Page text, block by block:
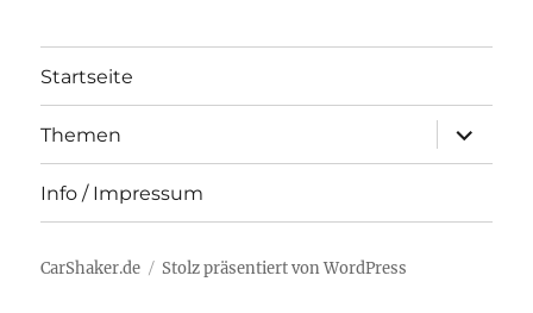
Startseite
Themen
anzeigen
Info / Impressum
CarShaker.de Stolz präsentiert von WordPress